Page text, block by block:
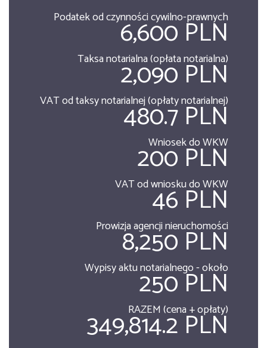
Podatek od czynności cywilno-prawnych
6,600 PLN
Taksa notarialna (opłata notarialna)
2,090 PLN
VAT od taksy notarialnej (opłaty notarialnej)
480.7 PLN
Wniosek do WKW
200 PLN
VAT od wniosku do WKW
46 PLN
Prowizja agencji nieruchomości
8,250 PLN
Wypisy aktu notarialnego - około
250 PLN
RAZEM (cena + opłaty)
349,814.2 PLN